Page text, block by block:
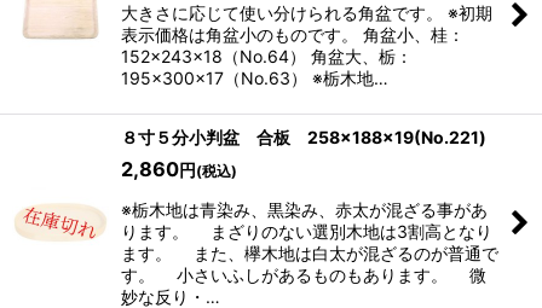
大きさに応じて使い分けられる角盆です。 ※初期
表示価格は角盆小のものです。 角盆小、桂：
152×243×18（No.64） 角盆大、栃：
195×300×17（No.63） ※栃木地…
８寸５分小判盆 合板 258×188×19(No.221)
2,860円(税込)
※栃木地は青染み、黒染み、赤太が混ざる事があ
ります。 まざりのない選別木地は3割高となり
ます。 また、欅木地は白太が混ざるのが普通で
す。 小さいふしがあるものもあります。 微
妙な反り・…